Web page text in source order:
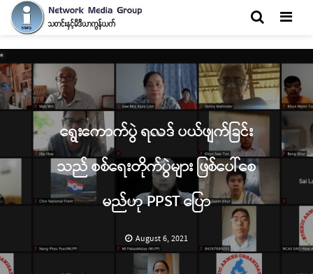
ရွေးကောက်ပွဲ ရလဒ် ပယ်ဖျက်ခြင်း
သည် စစ်ရေးတိုက်ပွဲများ ဖြစ်ပေါ်စေ
မည်ဟု PPST ပြော
August 6, 2021